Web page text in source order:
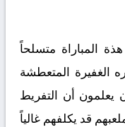
المباراة متسلحاً
الغفيرة المتعطشة
يعلمون أن التفريط
قد يكلفهم غالياً